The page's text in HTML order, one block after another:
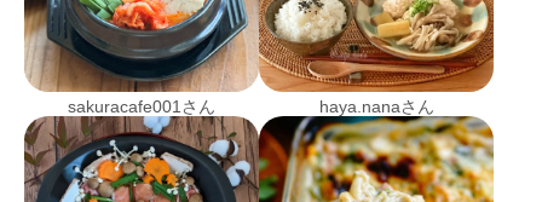
sakuracafe001さん haya.nanaさん